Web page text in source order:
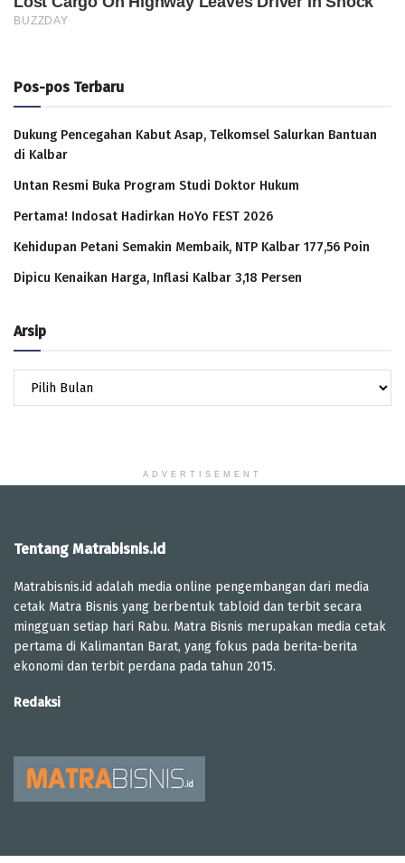
Pos-pos Terbaru
Dukung Pencegahan Kabut Asap, Telkomsel Salurkan Bantuan
di Kalbar
Untan Resmi Buka Program Studi Doktor Hukum
Pertama! Indosat Hadirkan HoYo FEST 2026
Kehidupan Petani Semakin Membaik, NTP Kalbar 177,56 Poin
Dipicu Kenaikan Harga, Inflasi Kalbar 3,18 Persen
Arsip
ADVERTISEMENT
Tentang Matrabisnis.id
Matrabisnis.id adalah media online pengembangan dari media
cetak Matra Bisnis yang berbentuk tabloid dan terbit secara
mingguan setiap hari Rabu. Matra Bisnis merupakan media cetak
pertama di Kalimantan Barat, yang fokus pada berita-berita
ekonomi dan terbit perdana pada tahun 2015.
Redaksi